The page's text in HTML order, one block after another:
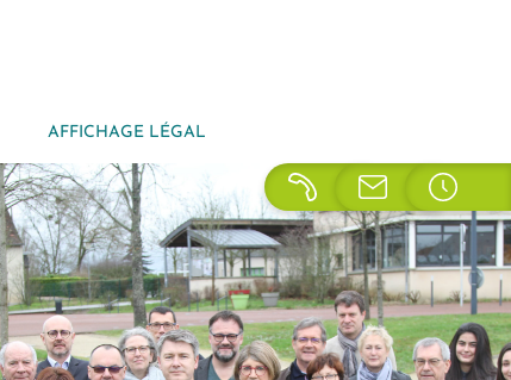
AFFICHAGE LÉGAL